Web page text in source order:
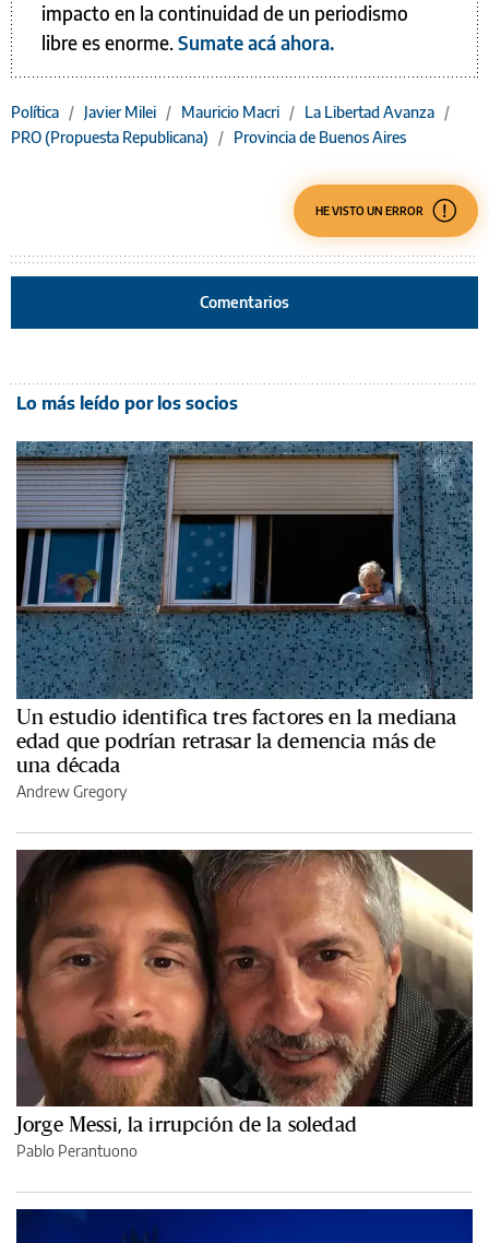
impacto en la continuidad de un periodismo
libre es enorme.Sumate acá ahora.
Política / Javier Milei / Mauricio Macri / La Libertad Avanza /
PRO (Propuesta Republicana)
/ Provincia de Buenos Aires
HE VISTO UN ERROR
Comentarios
Lo más leído por los socios
Un estudio identifica tres factores en la mediana
edad que podrían retrasar la demencia más de
una década
Andrew Gregory
Jorge Messi, la irrupción de la soledad
Pablo Perantuono